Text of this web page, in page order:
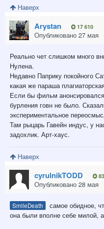
Наверх
Arystan 17 610
Опубликовано 27 мая
Реально чет слишком много
Нулена.
Недавно Паприку покойного
какая же параша
Если бы фильм
бурления говн не было.
экспериментальное
Там рыцарь Гавейн индус, у
задохлик. Арт-хаус.
Наверх
cyrulnikTODD
Опубликовано 28 мая
SmilеDeath
самое обидное,
она были вполне себе милой,